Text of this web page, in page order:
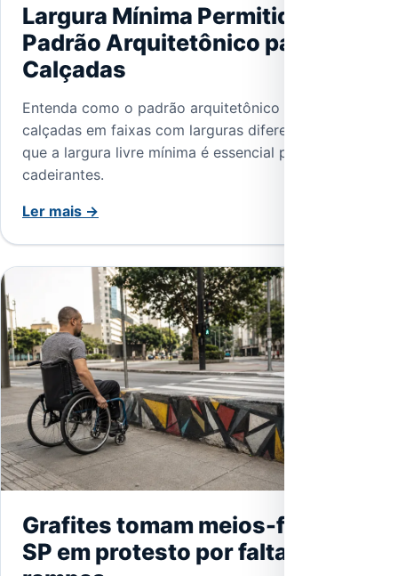
Largura Mínima Permitida
Padrão Arquitetônico para as
Calçadas
Entenda como o padrão arquitetônico divide as
calçadas em faixas com larguras diferentes e por
que a largura livre mínima é essencial para
cadeirantes.
Ler mais →
Grafites tomam meios-fios de
SP em protesto por falta de